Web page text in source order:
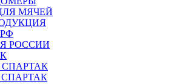
МЯЧЕЙ
РОССИИ